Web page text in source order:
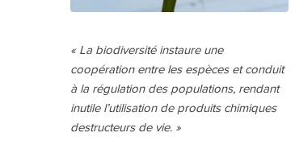
« La biodiversité instaure une
coopération entre les espèces et conduit
à la régulation des populations, rendant
inutile l’utilisation de produits chimiques
destructeurs de vie. »